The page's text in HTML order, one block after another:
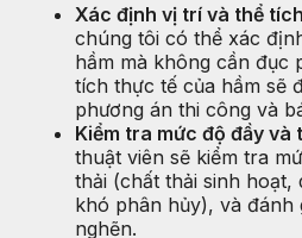
Xác định vị trí và thể
chúng tôi có thể xác
hầm mà không cần đục
tích thực tế của hầm sẽ
phương án thi công và
Kiểm tra mức độ đầy và
thuật viên sẽ kiểm tra
thải (chất thải sinh hoạt,
khó phân hủy), và đánh
nghẽn.